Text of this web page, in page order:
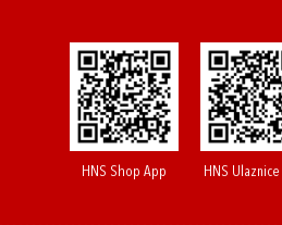
HNS Shop App HNS